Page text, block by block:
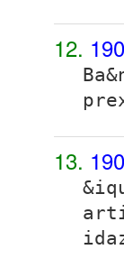
12.
13.